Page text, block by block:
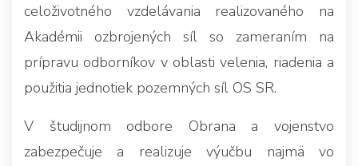
celoživotného vzdelávania realizovaného na
Akadémii ozbrojených síl so zameraním na
prípravu odborníkov v oblasti velenia, riadenia a
použitia jednotiek pozemných síl OS SR.
V študijnom odbore Obrana a vojenstvo
zabezpečuje a realizuje výučbu najmä vo